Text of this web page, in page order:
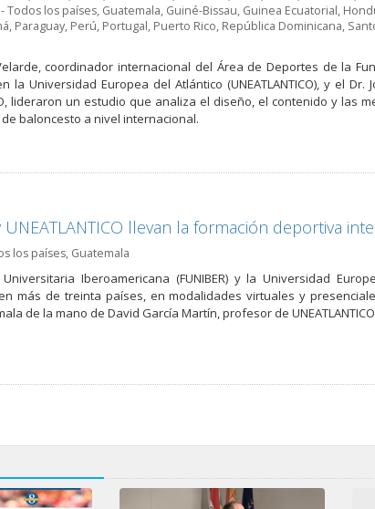
Todos los países, Guatemala, Guiné-Bissau, Guinea Ecuatorial,
, Paraguay, Perú, Portugal, Puerto Rico, República Dominicana,
coordinador internacional del Área de Deportes de la
la Universidad Europea del Atlántico (UNEATLANTICO), y el
lideraron un estudio que analiza el diseño, el contenido y las
baloncesto a nivel internacional.
UNEATLANTICO llevan la formación deportiva
los países, Guatemala
Iberoamericana (FUNIBER) y la Universidad
más de treinta países, en modalidades virtuales y
de la mano de David García Martín, profesor de